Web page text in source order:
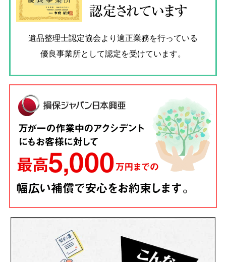
認定されています
遺品整理士認定協会より適正業務を行っている
優良事業所として認定を受けています。